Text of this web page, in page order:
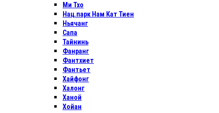
Ми Тхо
Нац.парк Нам Кат Тиен
Ньячанг
Сапа
Тайнинь
Фанранг
Фантхиет
Фантьет
Хайфонг
Халонг
Ханой
Хойан